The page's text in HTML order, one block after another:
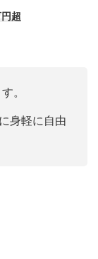
超
。
身軽に自由